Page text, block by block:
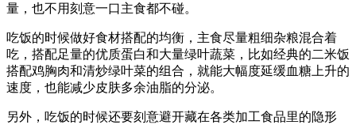
量，也不用刻意一口主食都不碰。
吃饭的时候做好食材搭配的均衡，主食尽量粗细杂粮混合着
吃，搭配足量的优质蛋白和大量绿叶蔬菜，比如经典的二米饭
搭配鸡胸肉和清炒绿叶菜的组合，就能大幅度延缓血糖上升的
速度，也能减少皮肤多余油脂的分泌。
另外，吃饭的时候还要刻意避开藏在各类加工食品里的隐形